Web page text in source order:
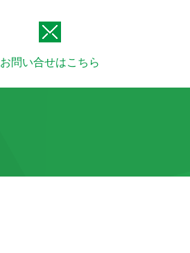
お問い合せはこちら